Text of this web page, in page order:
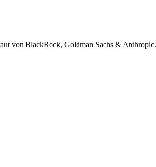
von BlackRock, Goldman Sachs & Anthropic.